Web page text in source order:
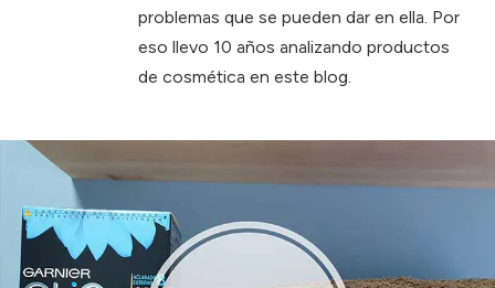
problemas que se pueden dar en ella. Por
eso llevo 10 años analizando productos
de cosmética en este blog.